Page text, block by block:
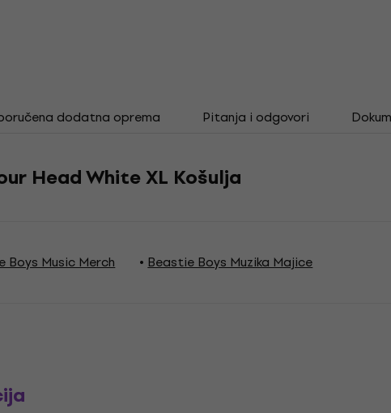
dodatna oprema Pitanja i odgovori
Head White XL Košulja
Boys Music Merch Beastie Boys Muzika Majice